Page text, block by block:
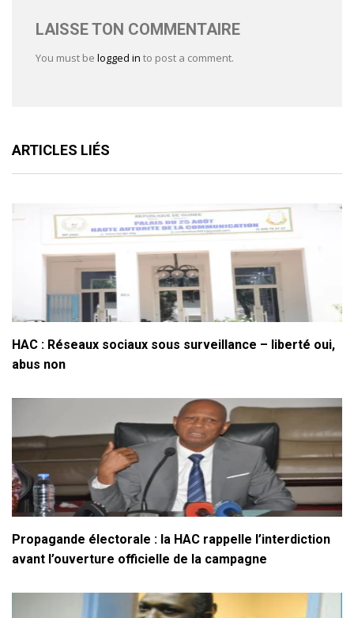
LAISSE TON COMMENTAIRE
You must be logged in to post a comment.
ARTICLES LIÉS
HAC : Réseaux sociaux sous surveillance – liberté oui,
abus non
Propagande électorale : la HAC rappelle l’interdiction
avant l’ouverture officielle de la campagne